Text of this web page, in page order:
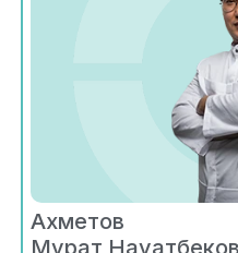
Ахметов
Мурат